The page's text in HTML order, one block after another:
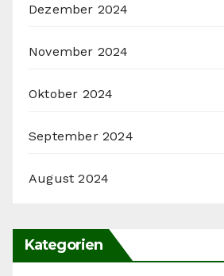
Dezember 2024
November 2024
Oktober 2024
September 2024
August 2024
Kategorien